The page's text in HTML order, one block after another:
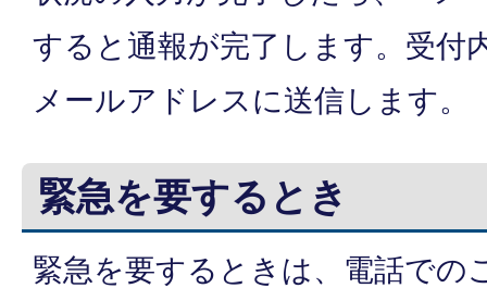
すると通報が完了します。受付
メールアドレスに送信します。
緊急を要するとき
緊急を要するときは、電話での